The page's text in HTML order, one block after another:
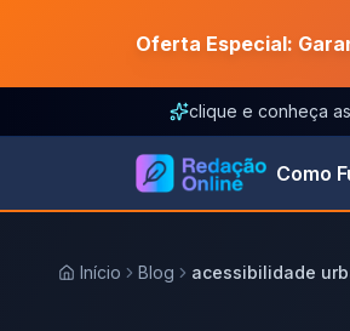
Oferta Especial:
clique e conheça
Como
Início Blog acessibilidade